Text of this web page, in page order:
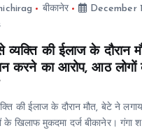
बीकानेर
December
की ईलाज के दौरान
करने का आरोप, आठ
की ईलाज के दौरान मौत, बेटे ने
खिलाफ मुकदमा दर्ज बीकानेर। गंगा